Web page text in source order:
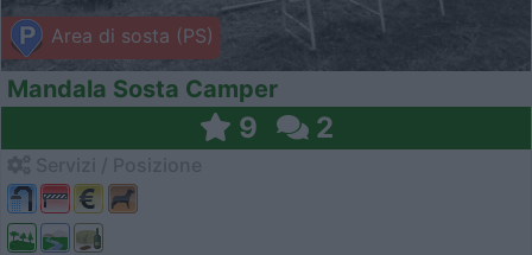
Area di sosta (PS)
Mandala Sosta Camper
9 2